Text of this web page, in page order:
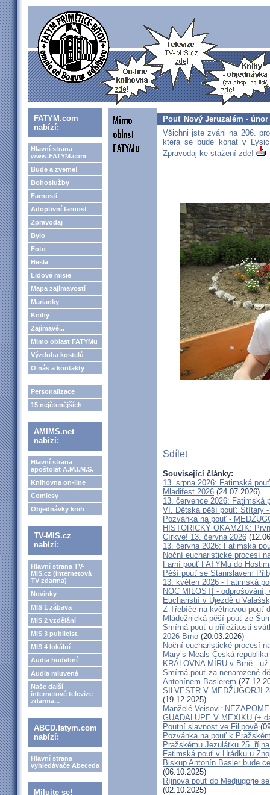
FATYM.com
nabízí:
Hlavní strana
www.FATYM.com
Bude a zveme!
Bohoslužby
Farnosti
Adoptivní farnost
Zpravodaj
Bylo
Foto
Hesla
Lidové misie
Mapa zajímavostí
Marianky
Knihy
Zajímavé...
Mimo oblast FATYMu
Výzdoba kostelů
O nás a kontakty
Personalizace
15 nejčtenějších
AMIMS.net
nabízí:
Hlavní strana
apoštolát A.M.I.M.S.
Knihovna on-line
Comicsy
Objednávky knih
TV-MIS.cz
nabízí:
Hlavní strana TV-
MIS.cz (internetová
TV zdarma)
Novinky
MIS 1 zábava
MIS 2 vzdělání
MIS 3 publicist.
MIS 4 lokální
Audia hudební
Audia mluvená
Naše další
internetové televize
zdarma...
ABCD.fatym.com
nabízí:
Hlavní strana
vyhledávače Abeceda
Milujte se!
Pouť Nový Jeruzalém - únor
Všichni jste zváni na 206.
která se bude konat v
Zpravodaj ke stažení zde!
Sdílet
Související články:
13. srpna 2026: Fatimská
Mladifest 2026 (24.07.2026)
13. července 2026: Fatimská
VI. Dětská pěší pouť: Štítary
Pozvánka na pouť -
HISTORICKÝ OKAMŽIK:
Církve! 13. června 2026
13. června 2026: Fatimská
Noční eucharistické procesí
Farní pouť FATYMu do
Pěší pouť se Stanislavem
13. květen 2026 - Fatimská
NOC MILOSTÍ -
Eucharistií v Újezdě u
Z Třebíče na květnovou pouť
Mládežnická pěší pouť ze
Smírná pouť u příležitosti
2026 Brno (20.03.2026)
Noční eucharistické procesí
Mary’s Meals Česká
KRÁLOVNA MÍRU v Brně -
Smírná pouť za nenarozené
Antonínem Baslerem
SILVESTR V MEDŽUGORJI
(19.12.2025)
Manželé Veisovi:
GUADALUPE V MEXIKU (+
Poutní slavnost ve Filipově
Pozvánka na pouť k
Pražskému Jezulátku 25.
Fatimská pouť v Hrádku u
Biskup Antonín Basler bude
(06.10.2025)
Říjnová pouť do Medjugorje
(02.10.2025)